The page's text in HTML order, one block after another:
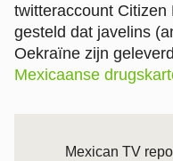
twitteraccount Citizen
gesteld dat javelins
Oekraïne zijn
Mexicaanse
Mexican TV